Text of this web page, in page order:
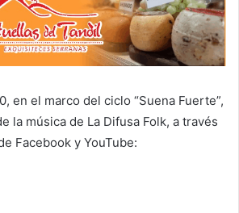
en el marco del ciclo “Suena Fuerte”,
la música de La Difusa Folk, a través
Facebook y YouTube: